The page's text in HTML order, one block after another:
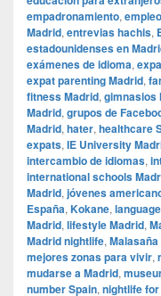
empadronamiento,
Madrid, entrevias hachis,
estadounidenses en
exámenes de idioma,
expat parenting Madrid,
fitness Madrid, gimnasios
Madrid, grupos de
Madrid, hater, healthcare
expats, IE University
intercambio de idiomas,
international schools
Madrid, jóvenes
España, Kokane,
Madrid, lifestyle Madrid,
Madrid nightlife,
mejores zonas para vivir,
mudarse a Madrid,
number Spain, nightlife